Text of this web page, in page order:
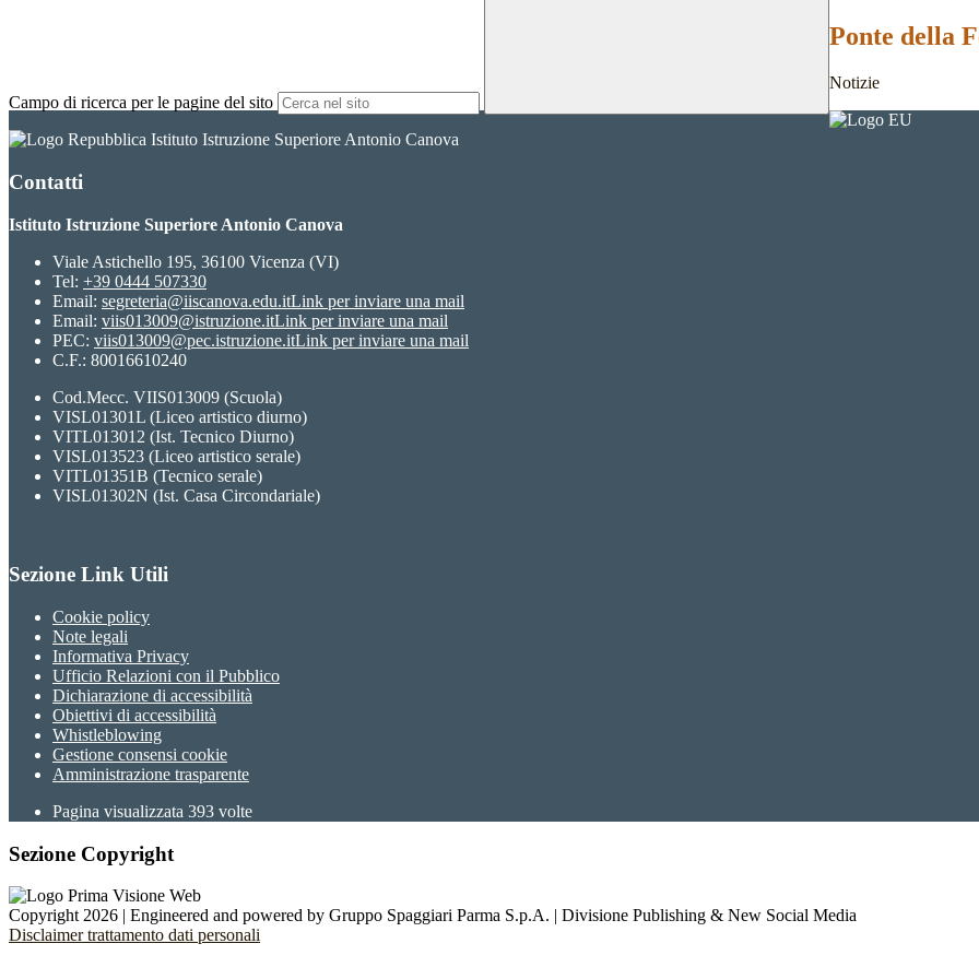
Campo di ricerca per le pagine del sito
Ponte della
Notizie
Istituto Istruzione Superiore Antonio Canova
Contatti
Istituto Istruzione Superiore Antonio Canova
Viale Astichello 195, 36100 Vicenza (VI)
Tel: +39 0444 507330
Email: segreteria@iiscanova.edu.itLink per inviare una mail
Email: viis013009@istruzione.itLink per inviare una mail
PEC: viis013009@pec.istruzione.itLink per inviare una mail
C.F.: 80016610240
Cod.Mecc. VIIS013009 (Scuola)
VISL01301L (Liceo artistico diurno)
VITL013012 (Ist. Tecnico Diurno)
VISL013523 (Liceo artistico serale)
VITL01351B (Tecnico serale)
VISL01302N (Ist. Casa Circondariale)
Sezione Link Utili
Cookie policy
Note legali
Informativa Privacy
Ufficio Relazioni con il Pubblico
Dichiarazione di accessibilità
Obiettivi di accessibilità
Whistleblowing
Gestione consensi cookie
Amministrazione trasparente
Pagina visualizzata 393 volte
Sezione Copyright
Copyright 2026 | Engineered and powered by Gruppo Spaggiari Parma S.p.A. | Divisione Publishing & New Social Media
Disclaimer trattamento dati personali